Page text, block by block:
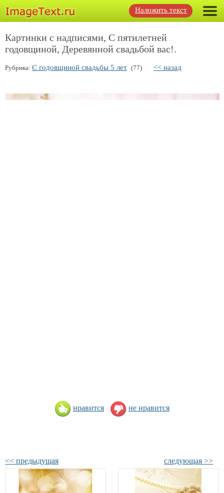
Наложить текст
Картинки с надписями, С пятилетней
годовщиной, Деревянной свадьбой вас!.
Рубрика: С годовщиной свадьбы 5 лет (77) << назад
нравится не нравится
<< предыдущая следующая >>